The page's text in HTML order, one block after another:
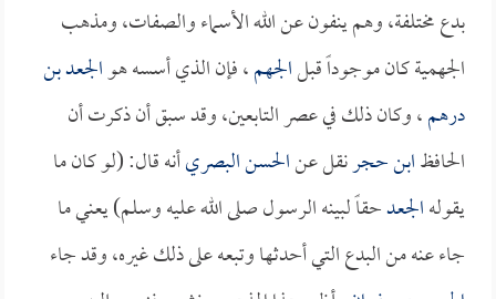
بدع مختلفة، وهم ينفون عن الله الأسماء والصفات، ومذهب
الجهمية كان موجوداً قبلالجهم، فإن الذي أسسه هوالجعد بن
درهم، وكان ذلك في عصر التابعين، وقد سبق أن ذكرت أن
الحافظابن حجرنقل عنالحسن البصريأنه قال: (لو كان ما
يقولهالجعدحقاً لبينه الرسول صلى الله عليه وسلم) يعني ما
جاء عنه من البدع التي أحدثها وتبعه على ذلك غيره، وقد جاء